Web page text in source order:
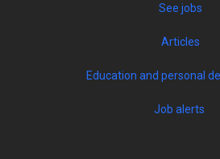
See jobs
Articles
Education and personal
Job alerts